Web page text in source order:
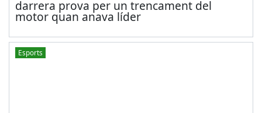
darrera prova per un trencament del
motor quan anava líder
Esports